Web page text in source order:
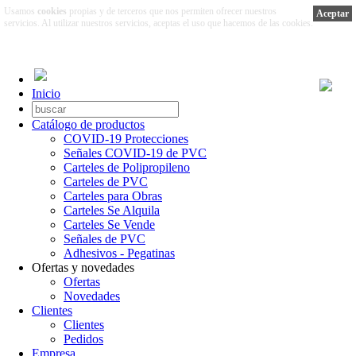
Inicio
Catálogo de productos
COVID-19 Protecciones
Señales COVID-19 de PVC
Carteles de Polipropileno
Carteles de PVC
Carteles para Obras
Carteles Se Alquila
Carteles Se Vende
Señales de PVC
Adhesivos - Pegatinas
Ofertas y novedades
Ofertas
Novedades
Clientes
Clientes
Pedidos
Empresa
Aceptar
Usamos cookies propias y de terceros que nos permiten ofrecer nuestros
servicios. Al utilizar nuestros servicios, aceptas el uso que hacemos de las cookies.